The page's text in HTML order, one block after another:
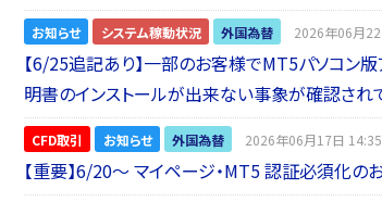
お知らせ システム稼動状況 外国為替 2026年06月
【6/25追記あり】一部のお客様でMT5パソコン
明書のインストールが出来ない事象が確認され
CFD取引 お知らせ 外国為替 2026年06月17日 14:35
【重要】6/20～ マイページ・MT5 認証必須化の